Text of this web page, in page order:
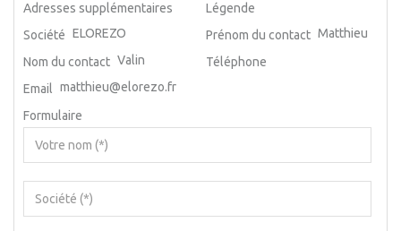
Adresses supplémentaires
Légende
Société ELOREZO Prénom du contact Matthieu
Nom du contact Valin
Téléphone
Email matthieu@elorezo.fr
Formulaire